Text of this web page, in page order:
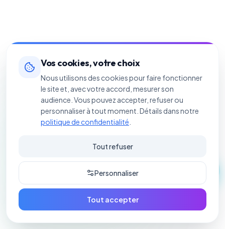
Vos cookies, votre choix
Nous utilisons des cookies pour faire fonctionner
le site et, avec votre accord, mesurer son
audience. Vous pouvez accepter, refuser ou
personnaliser à tout moment. Détails dans notre
politique de confidentialité
Tout refuser
Personnaliser
Tout accepter